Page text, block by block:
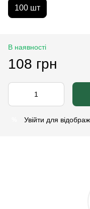
100 шт
В наявності
108 грн
Увійти для